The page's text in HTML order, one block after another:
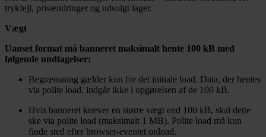
trykfejl, prisændringer og udsolgt lager.
Vægt
Uanset format må banneret maksimalt hente 100 kB med
følgende undtagelser:
Begrænsning gælder kun for det initiale load. Data, der hentes
via polite load, indgår ikke i opgørelsen af de 100 kB.
Hvis banneret kræver en større vægt end 100 kB, skal dette
ske via polite load (maksimalt 1 MB). Polite load må kun
finde sted efter browser-eventet onload.